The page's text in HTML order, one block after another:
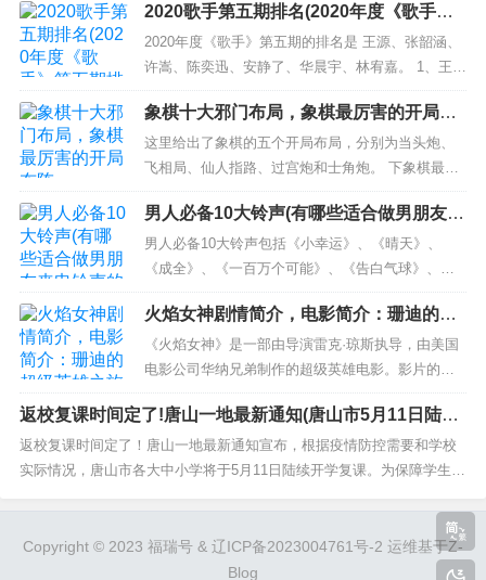
尝试与花呗协商暂停催收，争取时间筹集
还款资金‌。
‌无法直接退回‌：花呗对账户余额有优先扣
款权，即使转入资金非本人意愿，系统仍
可能自动划扣用于还款‌。
‌协商处理‌：
‌法律途径‌
若协商无果且涉及金额较大，可咨询律师
并考虑起诉，要求返还错误扣款‌。需提供
完整证据链（如转账凭证、协议条款）‌。
‌三、争议性扣款（如系统错误、超额扣款）‌
新的调剂信息。 中部地区高校（物流工程与管理）
复试综合分析 中部地区（物流）复试综合分析（附
分数线、人数）01院校简述中部地区指的是豫晋鲁
皖四省，河南省有5所院校...
2020歌手第五期排名(2020年度《歌手》
第五期排名解析)
2020年度《歌手》第五期的排名是 王源、张韶涵、
许嵩、陈奕迅、安静了、华晨宇、林宥嘉。 1、王
源：明星气息浓郁，舞台表现不俗，热度高，年轻
人偏爱，战胜了其他参赛歌手，稳居第一。 2、张韶
涵：干净利落，嗓音出众，用她独特的方式征服了
观众和评委，坚定地守在第二位。 3、许嵩：嗓音干
净，情感投入，独...
象棋十大邪门布局，象棋最厉害的开局布
阵
这里给出了象棋的五个开局布局，分别为当头炮、
飞相局、仙人指路、过宫炮和士角炮。 下象棋最厉
害的布局出炉，王天一郑惟桐都在用，赵鑫鑫靠它
无敌了 仙人指路招数，近来非常流行。最早是郑惟
桐喜好，每用必到，获得郑道长的美名。之后是王
天一，几乎每次比赛，都用仙人指路，下来得心应
手。最近，赵鑫鑫特大也是清...
男人必备10大铃声(有哪些适合做男朋友来
电铃声的歌？)
男人必备10大铃声包括《小幸运》、《晴天》、
《成全》、《一百万个可能》、《告白气球》、
《稻香》、《夜曲》、《天使的翅膀》、《平凡之
路》和《蒲公英的约定》。这些歌都很适合用来表
示男人对女友的爱和思念。 30+的大男孩值得被偏
爱！情人节适合送给老公的实用礼物分享 Hello，大
家好，我是婉儿，很高...
火焰女神剧情简介，电影简介：珊迪的超
级英雄之旅——《火焰女神》
《火焰女神》是一部由导演雷克·琼斯执导，由美国
电影公司华纳兄弟制作的超级英雄电影。影片的主
人公是一位名叫珊迪·坦纳的美国女子，她因在一次
实验中被烧伤而获得了能够掌控和操纵火焰的超能
力。电影讲述了珊迪在获得超能力后不断与邪恶势
力战斗的故事。 1. 为什么火焰女神具有超能力？ 为
返校复课时间定了!唐山一地最新通知(唐山市5月11日陆续
开学 多项措施确保学生安心学习)
返校复课时间定了！唐山一地最新通知宣布，根据疫情防控需要和学校
实际情况，唐山市各大中小学将于5月11日陆续开学复课。为保障学生健
够安心学习。 一、疫情已得到有效控制 唐山市的疫情防控工作取得了显
著成效。近期唐山市无新增报告病例，现有确诊...
Copyright © 2023 福瑞号 & 辽ICP备2023004761号-2 运维基于Z-
Blog